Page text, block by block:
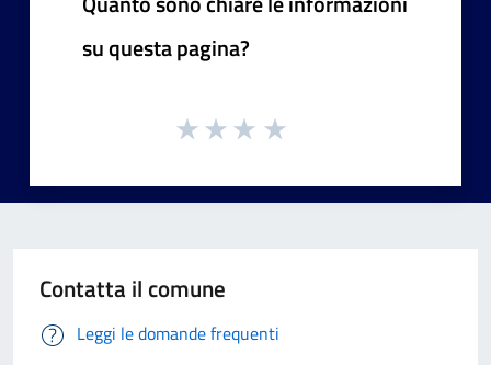
su questa pagina?
Contatta il comune
Leggi le domande frequenti